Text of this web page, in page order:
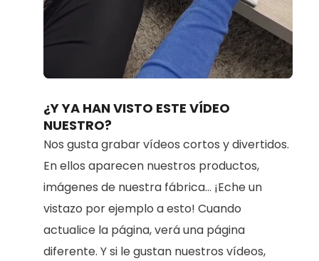
Loaded:
70.98%
¿Y YA HAN VISTO ESTE VÍDEO
NUESTRO?
Nos gusta grabar vídeos cortos y divertidos.
En ellos aparecen nuestros productos,
imágenes de nuestra fábrica... ¡Eche un
vistazo por ejemplo a esto! Cuando
actualice la página, verá una página
diferente. Y si le gustan nuestros vídeos,